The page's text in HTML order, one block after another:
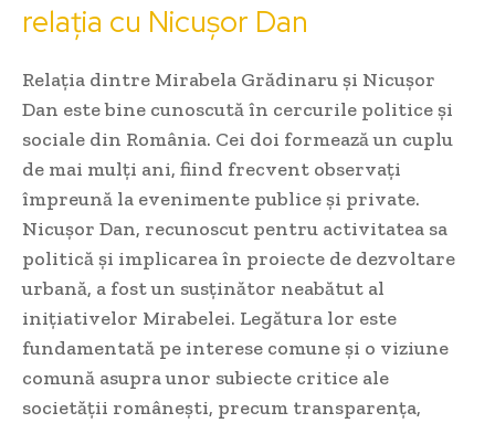
relația cu Nicușor Dan
Relația dintre Mirabela Grădinaru și Nicușor
Dan este bine cunoscută în cercurile politice și
sociale din România. Cei doi formează un cuplu
de mai mulți ani, fiind frecvent observați
împreună la evenimente publice și private.
Nicușor Dan, recunoscut pentru activitatea sa
politică și implicarea în proiecte de dezvoltare
urbană, a fost un susținător neabătut al
inițiativelor Mirabelei. Legătura lor este
fundamentată pe interese comune și o viziune
comună asupra unor subiecte critice ale
societății românești, precum transparența,